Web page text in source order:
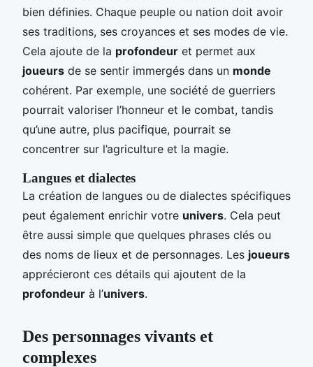
bien définies. Chaque peuple ou nation doit avoir
ses traditions, ses croyances et ses modes de vie.
Cela ajoute de la profondeur et permet aux
joueurs de se sentir immergés dans un monde
cohérent. Par exemple, une société de guerriers
pourrait valoriser l’honneur et le combat, tandis
qu’une autre, plus pacifique, pourrait se
concentrer sur l’agriculture et la magie.
Langues et dialectes
La création de langues ou de dialectes spécifiques
peut également enrichir votre univers. Cela peut
être aussi simple que quelques phrases clés ou
des noms de lieux et de personnages. Les joueurs
apprécieront ces détails qui ajoutent de la
profondeur à l’univers.
Des personnages vivants et
complexes